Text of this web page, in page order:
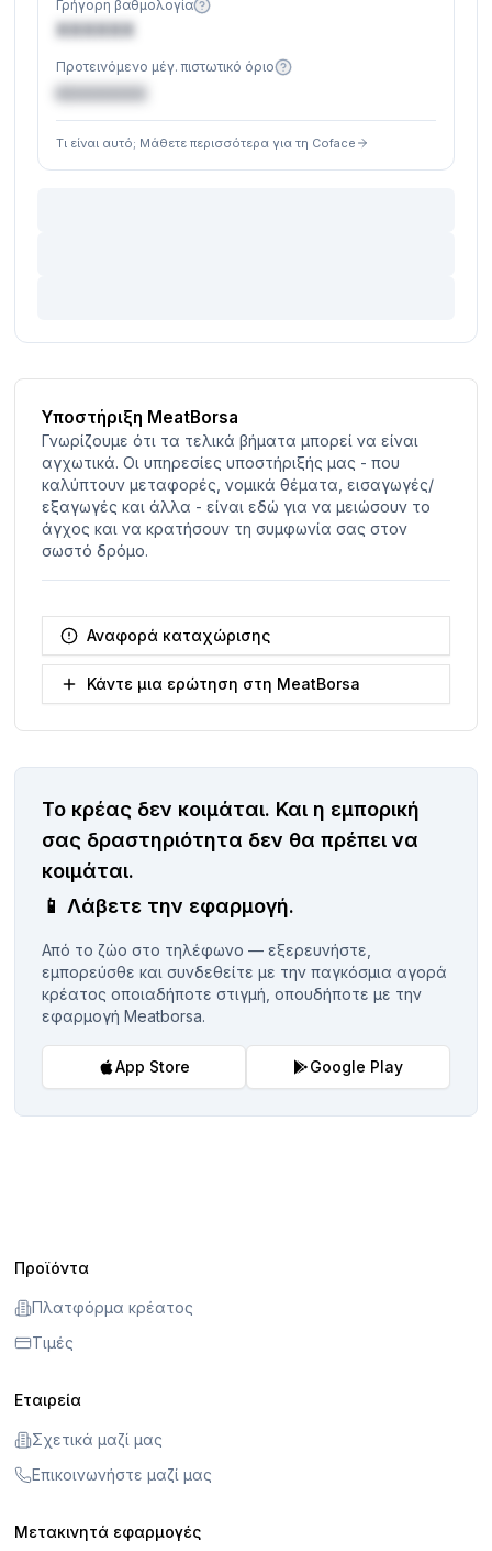
Γρήγορη βαθμολογία
XXXXXX
Προτεινόμενο μέγ. πιστωτικό όριο
€XXXXXX
Τι είναι αυτό; Μάθετε περισσότερα για τη Coface
Υποστήριξη MeatBorsa
Γνωρίζουμε ότι τα τελικά βήματα μπορεί να είναι
αγχωτικά. Οι υπηρεσίες υποστήριξής μας - που
καλύπτουν μεταφορές, νομικά θέματα, εισαγωγές/
εξαγωγές και άλλα - είναι εδώ για να μειώσουν το
άγχος και να κρατήσουν τη συμφωνία σας στον
σωστό δρόμο.
Αναφορά καταχώρισης
Κάντε μια ερώτηση στη MeatBorsa
Το κρέας δεν κοιμάται. Και η εμπορική
σας δραστηριότητα δεν θα πρέπει να
κοιμάται.
📱 Λάβετε την εφαρμογή.
Από το ζώο στο τηλέφωνο — εξερευνήστε,
εμπορεύσθε και συνδεθείτε με την παγκόσμια αγορά
κρέατος οποιαδήποτε στιγμή, οπουδήποτε με την
εφαρμογή Meatborsa.
App Store Google Play
Προϊόντα
Πλατφόρμα κρέατος
Τιμές
Εταιρεία
Σχετικά μαζί μας
Επικοινωνήστε μαζί μας
Μετακινητά εφαρμογές